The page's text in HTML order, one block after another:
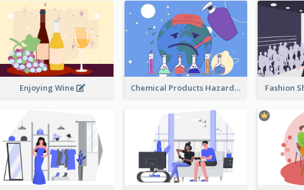
Enjoying Wine Chemical Products Hazarding The Earth Illustration Fashion